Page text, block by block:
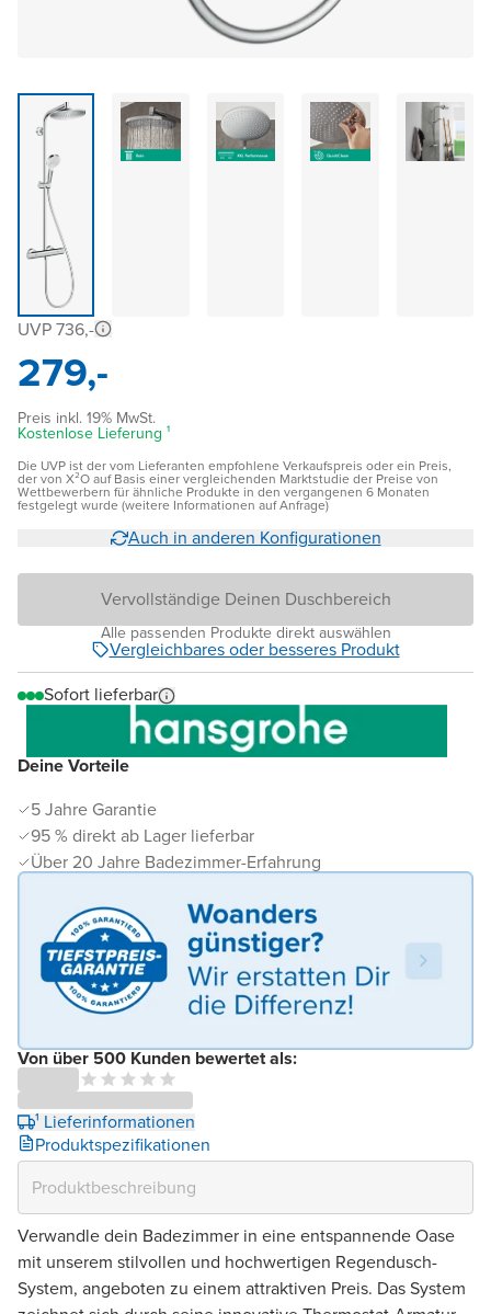
Deine Vorteile
5 Jahre Garantie
95 % direkt ab Lager lieferbar
Über 20 Jahre Badezimmer-Erfahrung
Von über 500 Kunden bewertet als:
¹ Lieferinformationen
Produktspezifikationen
UVP 736,-
279,-
Preis inkl. 19% MwSt.
Kostenlose Lieferung ¹
Die UVP ist der vom Lieferanten empfohlene Verkaufspreis oder ein Preis,
der von X²O auf Basis einer vergleichenden Marktstudie der Preise von
Wettbewerbern für ähnliche Produkte in den vergangenen 6 Monaten
festgelegt wurde (weitere Informationen auf Anfrage)
Auch in anderen Konfigurationen
Vervollständige Deinen Duschbereich
Alle passenden Produkte direkt auswählen
Vergleichbares oder besseres Produkt
Sofort lieferbar
Verwandle dein Badezimmer in eine entspannende Oase
mit unserem stilvollen und hochwertigen Regendusch-
System, angeboten zu einem attraktiven Preis. Das System